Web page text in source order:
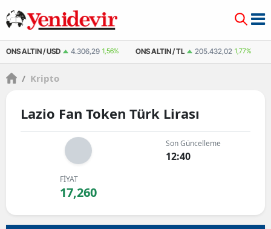
ONS ALTIN / USD 4.306,29 1,56% ONS ALTIN / TL 205.432,02 1,77%
/ Kripto
Lazio Fan Token Türk Lirası
Son Güncelleme
12:40
FİYAT
17,260